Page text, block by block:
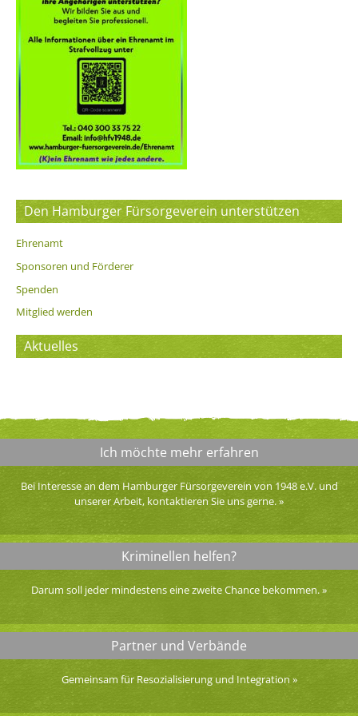
Den Hamburger Fürsorgeverein unterstützen
Ehrenamt
Sponsoren und Förderer
Spenden
Mitglied werden
Aktuelles
Ich möchte mehr erfahren
Bei Interesse an dem Hamburger Fürsorgeverein von 1948 e.V. und
unserer Arbeit, kontaktieren Sie uns gerne.»
Kriminellen helfen?
Darum soll jeder mindestens eine zweite Chance bekommen.»
Partner und Verbände
Gemeinsam für Resozialisierung und Integration »